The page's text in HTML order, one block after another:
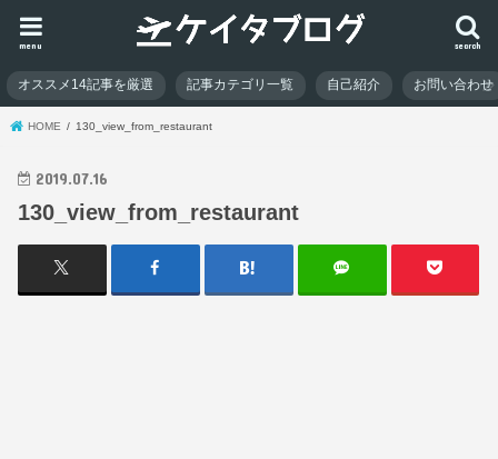
search
menu
オススメ14記事を厳選 記事カテゴリ一覧 自己紹介 お問い合わせ
HOME 130_view_from_restaurant
2019.07.16
130_view_from_restaurant